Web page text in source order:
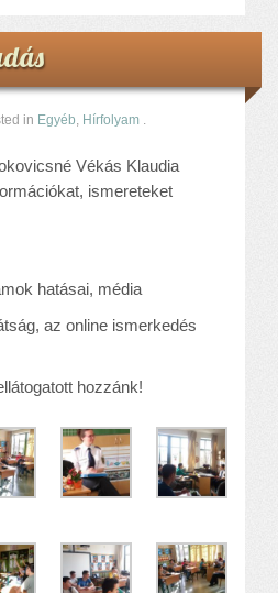
in Egyéb Hírfolyam
Vékás Klaudia
ismereteket
hatásai, média
az online ismerkedés
hozzánk!